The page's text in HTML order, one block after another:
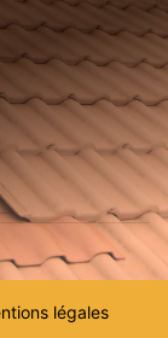
légales